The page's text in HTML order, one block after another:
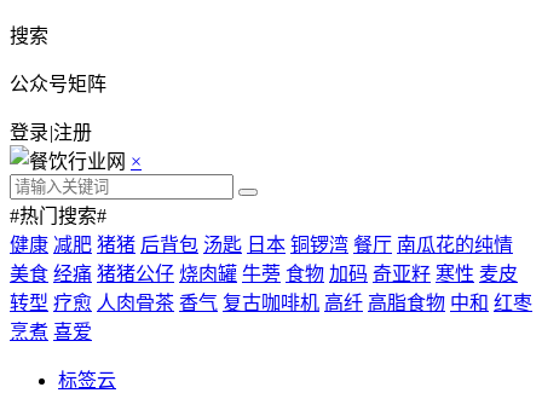
搜索
公众号矩阵
登录|注册
×
#热门搜索#
健康 减肥 猪猪 后背包 汤匙 日本 铜锣湾 餐厅 南瓜花的纯情
美食 经痛 猪猪公仔 烧肉罐 牛蒡 食物 加码 奇亚籽 寒性 麦皮
转型 疗愈 人肉骨茶 香气 复古咖啡机 高纤 高脂食物 中和 红枣
烹煮 喜爱
标签云